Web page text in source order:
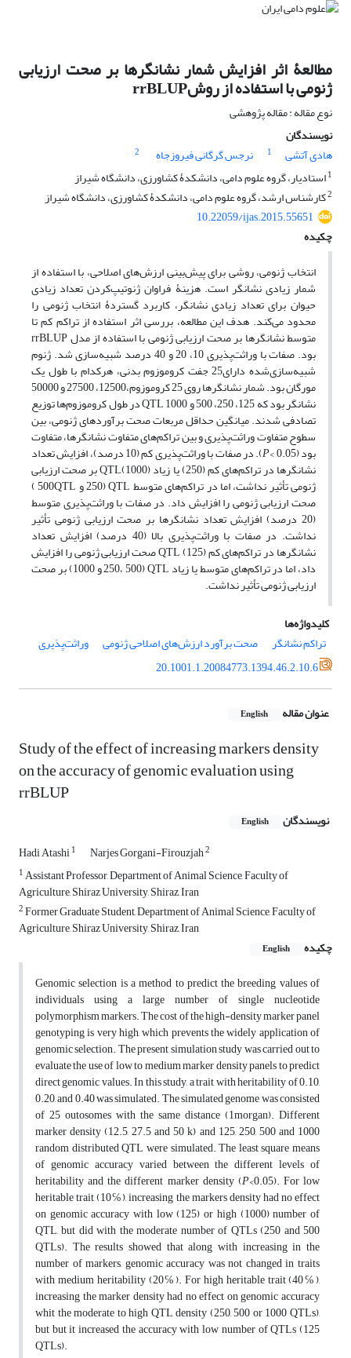
مطالعۀ اثر افزایش شمار نشانگرها بر صحت ارزیابی
ژنومی با استفاده از روشrrBLUP
نوع مقاله : مقاله پژوهشی
نویسندگان
هادی آتشی
1 نرجس گرگانی فیروزجاه
2
1استادیار، گروه علوم دامی، دانشکدۀ کشاورزی، دانشگاه شیراز
2کارشناس ارشد، گروه علوم دامی، دانشکدۀ کشاورزی، دانشگاه شیراز
10.22059/ijas.2015.55651
چکیده
انتخاب ژنومی، روشی برای پیش‌بینی ارزش‌های اصلاحی، با استفاده از
شمار زیادی نشانگر است. هزینۀ فراوان ژنوتیپ‌کردن تعداد زیادی
حیوان برای تعداد زیادی نشانگر، کاربرد گستردۀ انتخاب ژنومی را
محدود می‌کند. هدف این مطالعه، بررسی اثر استفاده از تراکم کم تا
متوسط نشانگرها بر صحت ارزیابی ژنومی با استفاده از مدل rrBLUP
بود. صفات با وراثت‌پذیری 10، 20 و 40 درصد شبیه‌سازی شد. ژنوم
شبیه‌سازی‌شده دارای25 جفت کروموزوم بدنی، هرکدام با طول یک
مورگان بود. شمار نشانگرها روی 25 کروموزوم،12500، 27500 و 50000
نشانگر بود که 125، 250، 500 و 1000 QTL در طول کروموزوم‌ها توزیع
تصادفی شدند. میانگین حداقل مربعات صحت برآوردهای ژنومی، بین
سطوح متفاوت وراثت‌پذیری و بین تراکم‌های متفاوت نشانگرها، متفاوت
بود ( P < 0.05). در صفات با وراثت‌پذیری کم (10 درصد)، افزایش تعداد
نشانگرها در تراکم‌های کم (250) یا زیاد (1000)QTL بر صحت ارزیابی
ژنومی تأثیر نداشت، اما در تراکم‌های متوسط QTL (250 و 500QTL )
صحت ارزیابی ژنومی را افزایش داد. در صفات با وراثت‌پذیری متوسط
(20 درصد) افزایش تعداد نشانگرها بر صحت ارزیابی ژنومی تأثیر
نداشت. در صفات با وراثت‌پذیری بالا (40 درصد) افزایش تعداد
نشانگرها در تراکم‌های کم QTL (125) صحت ارزیابی ژنومی را افزایش
داد، اما در تراکم‌های متوسط یا زیاد QTL (250، 500 و 1000) بر صحت
ارزیابی ژنومی تأثیر نداشت.
کلیدواژه‌ها
تراکم نشانگر
صحت برآورد ارزش‌های اصلاحی ژنومی
وراثت‌پذیری
20.1001.1.20084773.1394.46.2.10.6
عنوان مقاله English
Study of the effect of increasing markers density
on the accuracy of genomic evaluation using
rrBLUP
نویسندگان English
Hadi Atashi1 Narjes Gorgani-Firouzjah2
1Assistant Professor, Department of Animal Science, Faculty of
Agriculture, Shiraz University, Shiraz, Iran
2Former Graduate Student, Department of Animal Science, Faculty of
Agriculture, Shiraz University, Shiraz, Iran
چکیده
English
Genomic selection is a method to predict the breeding values of
individuals using a large number of single nucleotide
polymorphism markers. The cost of the high-density marker panel
genotyping is very high, which prevents the widely application of
genomic selection. The present simulation study was carried out to
evaluate the use of low to medium marker density panels to predict
direct genomic values. In this study, a trait with heritability of 0.10,
0.20, and 0.40 was simulated. The simulated genome was consisted
of 25 outosomes with the same distance (1morgan). Different
marker density (12.5, 27.5 and 50 k) and 125, 250, 500 and 1000
random distributed QTL were simulated. The least square means
of genomic accuracy varied between the different levels of
heritability and the different marker density (P<0.05)­. For low
heritable trait (10℅), increasing the markers density had no effect
on genomic accuracy with low (125) or high (1000) number of
QTL, but did with the moderate number of QTLs (250 and 500
QTLs). The results showed that along with increasing in the
number of markers, genomic accuracy was not changed in traits
with medium heritability (20℅). For high heritable trait (40℅),
increasing the marker density had no effect on genomic accuracy
whit the moderate to high QTL density (250, 500 or 1000 QTLs),
but but it increased the accuracy with low number of QTLs (125
QTLs).